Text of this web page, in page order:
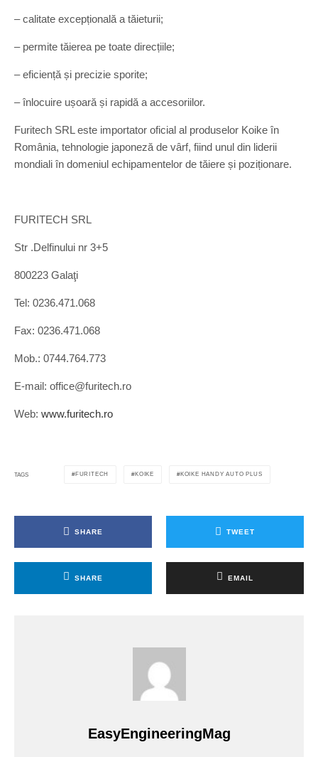
– calitate excepțională a tăieturii;
– permite tăierea pe toate direcțiile;
– eficiență și precizie sporite;
– înlocuire ușoară și rapidă a accesoriilor.
Furitech SRL este importator oficial al produselor Koike în
România, tehnologie japoneză de vârf, fiind unul din liderii
mondiali în domeniul echipamentelor de tăiere și poziționare.
FURITECH SRL
Str .Delfinului nr 3+5
800223 Galaţi
Tel: 0236.471.068
Fax: 0236.471.068
Mob.: 0744.764.773
E-mail: office@furitech.ro
Web: www.furitech.ro
TAGS FURITECH KOIKE KOIKE HANDY AUTO PLUS
SHARE TWEET
SHARE EMAIL
EasyEngineeringMag